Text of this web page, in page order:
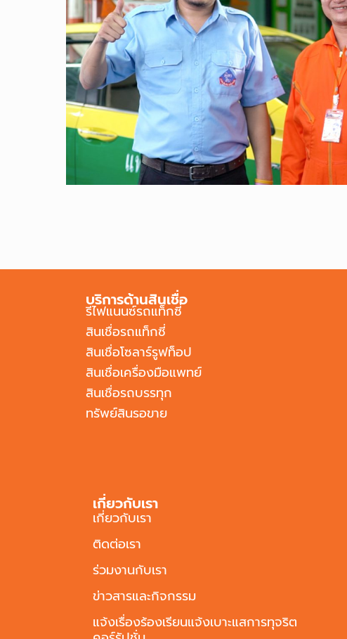
บริการด้านสินเชื่อ
รีไฟแนนซ์รถแท็กซี่
สินเชื่อรถแท็กซี่
สินเชื่อโซลาร์รูฟท็อป
สินเชื่อเครื่องมือแพทย์
สินเชื่อรถบรรทุก
ทรัพย์สินรอขาย
เกี่ยวกับเรา
เกี่ยวกับเรา
ติดต่อเรา
ร่วมงานกับเรา
ข่าวสารและกิจกรรม
แจ้งเรื่องร้องเรียนแจ้งเบาะแสการทุจริต